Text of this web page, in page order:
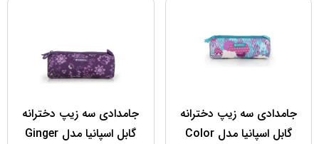
جامدادی سه زیپ دخترانه
گابل اسپانیا مدل Color
جامدادی سه زیپ دخترانه
گابل اسپانیا مدل Ginger